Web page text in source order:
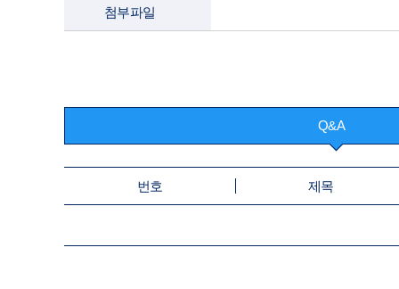
첨부파일
Q&A
번호 제목